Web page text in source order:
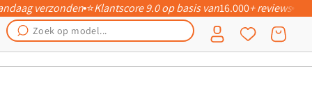
verzonden⭐Klantscore 9.0 op basis van16.000+ reviews
Inloggen Winkelwagen